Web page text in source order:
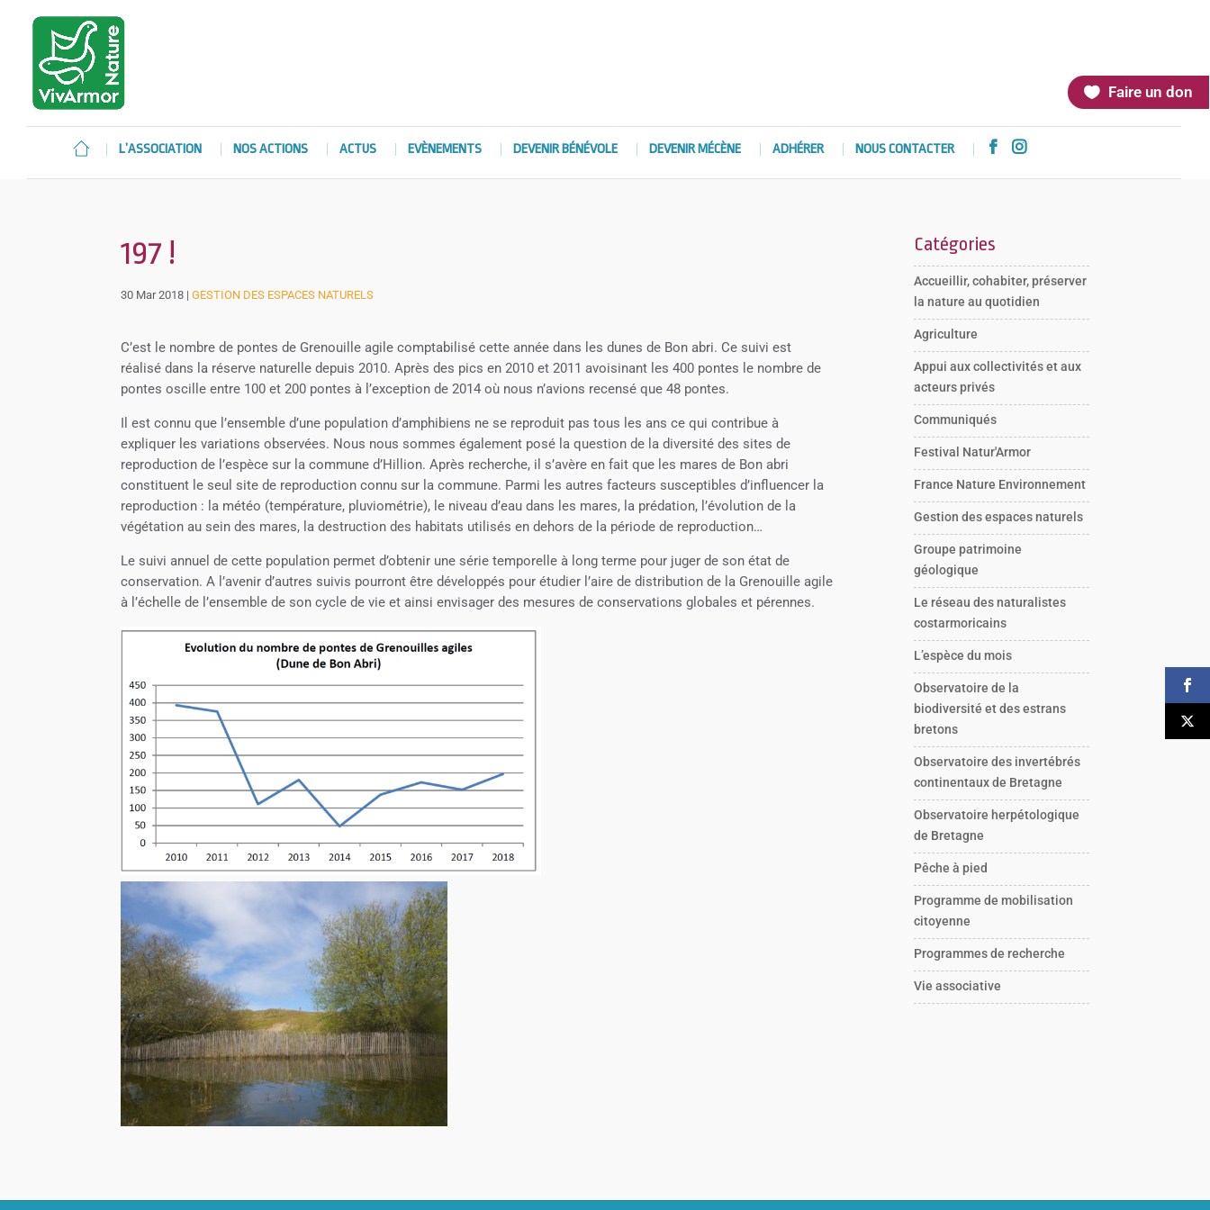
Faire un don
L’ASSOCIATION NOS ACTIONS ACTUS EVÈNEMENTS DEVENIR BÉNÉVOLE DEVENIR MÉCÈNE ADHÉRER NOUS CONTACTER  
197 !
30 Mar 2018 |GESTION DES ESPACES NATURELS
C’est le nombre de pontes de Grenouille agile comptabilisé cette année dans les dunes de Bon abri. Ce suivi est
réalisé dans la réserve naturelle depuis 2010. Après des pics en 2010 et 2011 avoisinant les 400 pontes le nombre de
pontes oscille entre 100 et 200 pontes à l’exception de 2014 où nous n’avions recensé que 48 pontes.
Il est connu que l’ensemble d’une population d’amphibiens ne se reproduit pas tous les ans ce qui contribue à
expliquer les variations observées. Nous nous sommes également posé la question de la diversité des sites de
reproduction de l’espèce sur la commune d’Hillion. Après recherche, il s’avère en fait que les mares de Bon abri
constituent le seul site de reproduction connu sur la commune. Parmi les autres facteurs susceptibles d’influencer la
reproduction : la météo (température, pluviométrie), le niveau d’eau dans les mares, la prédation, l’évolution de la
végétation au sein des mares, la destruction des habitats utilisés en dehors de la période de reproduction…
Le suivi annuel de cette population permet d’obtenir une série temporelle à long terme pour juger de son état de
conservation. A l’avenir d’autres suivis pourront être développés pour étudier l’aire de distribution de la Grenouille agile
à l’échelle de l’ensemble de son cycle de vie et ainsi envisager des mesures de conservations globales et pérennes.
Catégories
Accueillir, cohabiter, préserver
la nature au quotidien
Agriculture
Appui aux collectivités et aux
acteurs privés
Communiqués
Festival Natur'Armor
France Nature Environnement
Gestion des espaces naturels
Groupe patrimoine
géologique
Le réseau des naturalistes
costarmoricains
L’espèce du mois
Observatoire de la
biodiversité et des estrans
bretons
Observatoire des invertébrés
continentaux de Bretagne
Observatoire herpétologique
de Bretagne
Pêche à pied
Programme de mobilisation
citoyenne
Programmes de recherche
Vie associative